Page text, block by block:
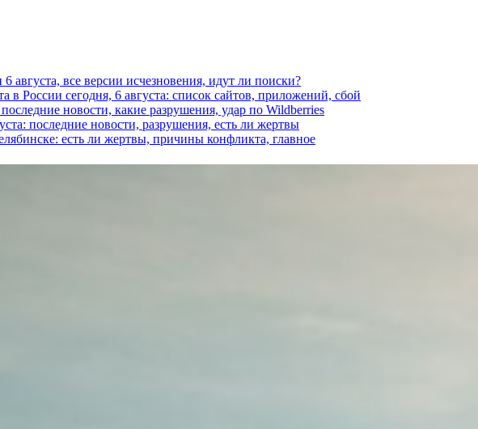
августа, все версии исчезновения, идут ли поиски?
в России сегодня, 6 августа: список сайтов, приложений, сбой
новости, какие разрушения, удар по Wildberries
последние новости, разрушения, есть ли жертвы
есть ли жертвы, причины конфликта, главное